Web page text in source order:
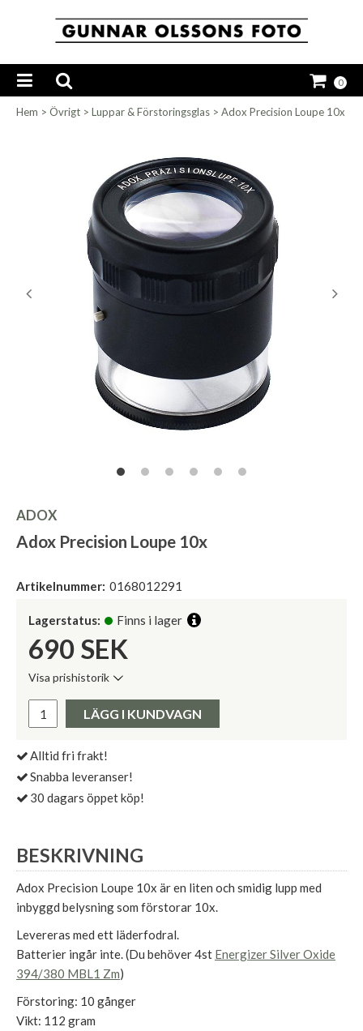
0
Hem > Övrigt > Luppar & Förstoringsglas > Adox Precision Loupe 10x
ADOX
Adox Precision Loupe 10x
Artikelnummer: 0168012291
Lagerstatus: Finns i lager
690 SEK
Visa prishistorik
Pris:
LÄGG I KUNDVAGN
Alltid fri frakt!
Snabba leveranser!
30 dagars öppet köp!
BESKRIVNING
Adox Precision Loupe 10x är en liten och smidig lupp med
inbyggd belysning som förstorar 10x.
Levereras med ett läderfodral.
Batterier ingår inte. (Du behöver 4st Energizer Silver Oxide
394/380 MBL1 Zm)
Förstoring: 10 gånger
Vikt: 112 gram